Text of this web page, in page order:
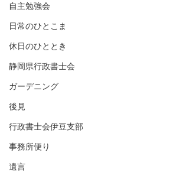
自主勉強会
日常のひとこま
休日のひととき
静岡県行政書士会
ガーデニング
後見
行政書士会伊豆支部
事務所便り
遺言